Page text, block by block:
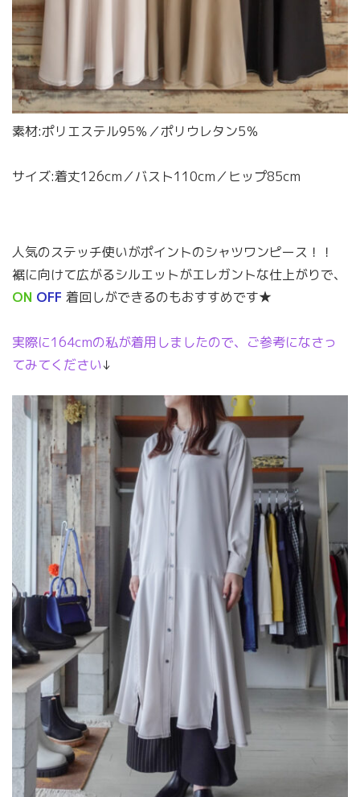
素材:ポリエステル95％／ポリウレタン5％
サイズ:着丈126cm／バスト110cm／ヒップ85cm
人気のステッチ使いがポイントのシャツワンピース！！
裾に向けて広がるシルエットがエレガントな仕上がりで、
ON OFF 着回しができるのもおすすめです★
実際に164cmの私が着用しましたので、ご参考になさっ
てみてください↓